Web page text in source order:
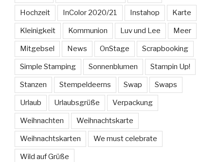
Hochzeit InColor 2020/21 Instahop Karte
Kleinigkeit Kommunion Luv und Lee Meer
Mitgebsel News OnStage Scrapbooking
Simple Stamping Sonnenblumen Stampin Up!
Stanzen Stempeldeerns Swap Swaps
Urlaub Urlaubsgrüße Verpackung
Weihnachten Weihnachtskarte
Weihnachtskarten We must celebrate
Wild auf Grüße